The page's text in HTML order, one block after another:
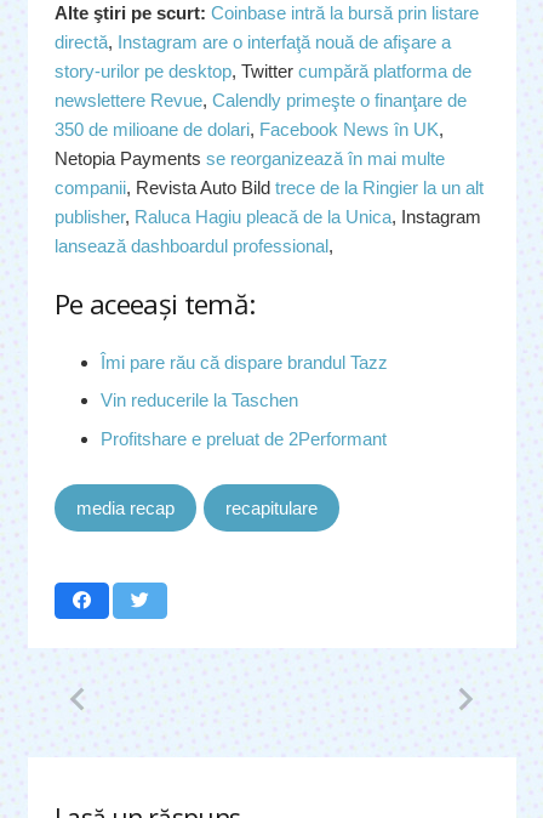
Alte ştiri pe scurt: Coinbase intră la bursă prin listare
directă, Instagram are o interfaţă nouă de afişare a
story-urilor pe desktop, Twitter cumpără platforma de
newslettere Revue, Calendly primeşte o finanţare de
350 de milioane de dolari, Facebook News în UK,
Netopia Payments se reorganizează în mai multe
companii, Revista Auto Bild trece de la Ringier la un alt
publisher, Raluca Hagiu pleacă de la Unica, Instagram
lansează dashboardul professional,
Pe aceeaşi temă:
Îmi pare rău că dispare brandul Tazz
Vin reducerile la Taschen
Profitshare e preluat de 2Performant
media recap recapitulare